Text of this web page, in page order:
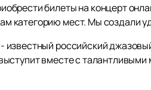
билеты на концерт
категорию мест. Мы создали
известный российский
вместе с